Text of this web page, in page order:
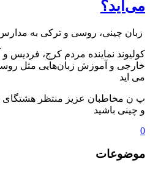
می‌آید؟
زبان چینی، روسی و ترکی به
کولیوند نماینده مردم کرج،
خارجی و آموزش زبان‌هایی مثل
می اید
پ ن مخاطبان عزیز منتظر هشتگای
و چینی باشید
0
موضوعات